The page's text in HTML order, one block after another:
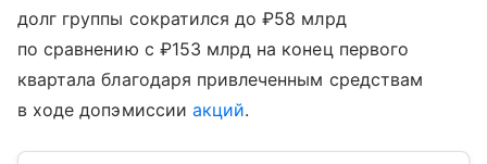
долг группы сократился до ₽58 млрд
по сравнению с ₽153 млрд на конец первого
квартала благодаря привлеченным средствам
в ходе допэмиссии акций.